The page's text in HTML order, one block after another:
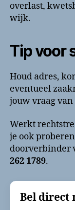
overlast,
wijk.
Tip voor
Houd adres,
eventueel
jouw vraag van
Werkt
je ook
doorverbinder
262 1789.
Bel direct